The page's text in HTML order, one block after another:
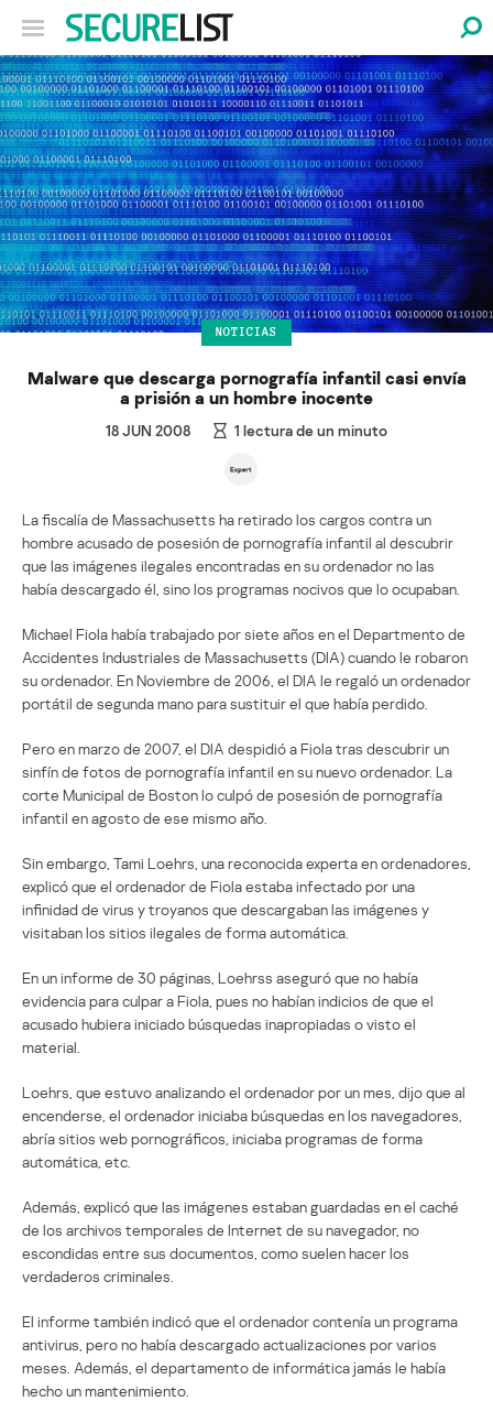
NOTICIAS
Malware que descarga pornografía infantil casi envía
a prisión a un hombre inocente
18 JUN 2008 1 lectura de un minuto
La fiscalía de Massachusetts ha retirado los cargos contra un
hombre acusado de posesión de pornografía infantil al descubrir
que las imágenes ilegales encontradas en su ordenador no las
había descargado él, sino los programas nocivos que lo ocupaban.
Michael Fiola había trabajado por siete años en el Departmento de
Accidentes Industriales de Massachusetts (DIA) cuando le robaron
su ordenador. En Noviembre de 2006, el DIA le regaló un ordenador
portátil de segunda mano para sustituir el que había perdido.
Pero en marzo de 2007, el DIA despidió a Fiola tras descubrir un
sinfín de fotos de pornografía infantil en su nuevo ordenador. La
corte Municipal de Boston lo culpó de posesión de pornografía
infantil en agosto de ese mismo año.
Sin embargo, Tami Loehrs, una reconocida experta en ordenadores,
explicó que el ordenador de Fiola estaba infectado por una
infinidad de virus y troyanos que descargaban las imágenes y
visitaban los sitios ilegales de forma automática.
En un informe de 30 páginas, Loehrss aseguró que no había
evidencia para culpar a Fiola, pues no habían indicios de que el
acusado hubiera iniciado búsquedas inapropiadas o visto el
material.
Loehrs, que estuvo analizando el ordenador por un mes, dijo que al
encenderse, el ordenador iniciaba búsquedas en los navegadores,
abría sitios web pornográficos, iniciaba programas de forma
automática, etc.
Además, explicó que las imágenes estaban guardadas en el caché
de los archivos temporales de Internet de su navegador, no
escondidas entre sus documentos, como suelen hacer los
verdaderos criminales.
El informe también indicó que el ordenador contenía un programa
antivirus, pero no había descargado actualizaciones por varios
meses. Además, el departamento de informática jamás le había
hecho un mantenimiento.